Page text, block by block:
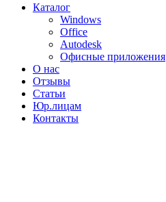
Каталог
Windows
Office
Autodesk
Офисные приложения
О нас
Отзывы
Статьи
Юр.лицам
Контакты